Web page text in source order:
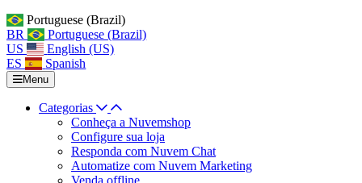
Portuguese (Brazil)
BR
Portuguese (Brazil)
US
English (US)
ES
Spanish
Menu
Categorias
Conheça a Nuvemshop
Configure sua loja
Responda com Nuvem Chat
Automatize com Nuvem Marketing
Venda offline